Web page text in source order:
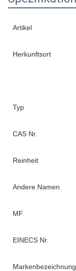
Artikel
Herkunftsort
Typ
CAS Nr.
Reinheit
Andere Namen
MF
EINECS Nr.
Markenbezeichnung